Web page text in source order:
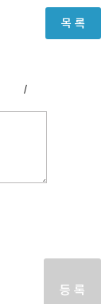
목 록
/
등 록